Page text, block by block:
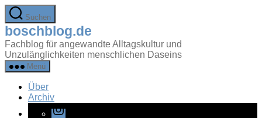
Zum
Inhalt
springen
Suchen
boschblog.de
Fachblog für angewandte Alltagskultur und
Unzulänglichkeiten menschlichen Daseins
Menü
Über
Archiv
Instagram